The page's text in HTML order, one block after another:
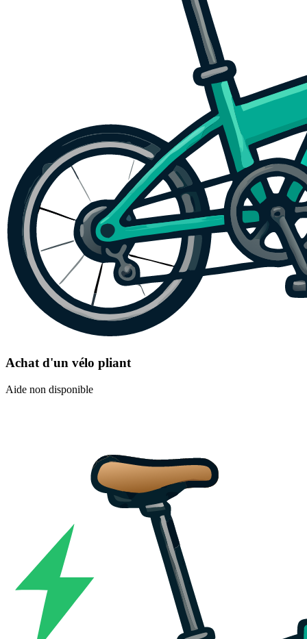
Achat d'un vélo pliant
Aide non disponible